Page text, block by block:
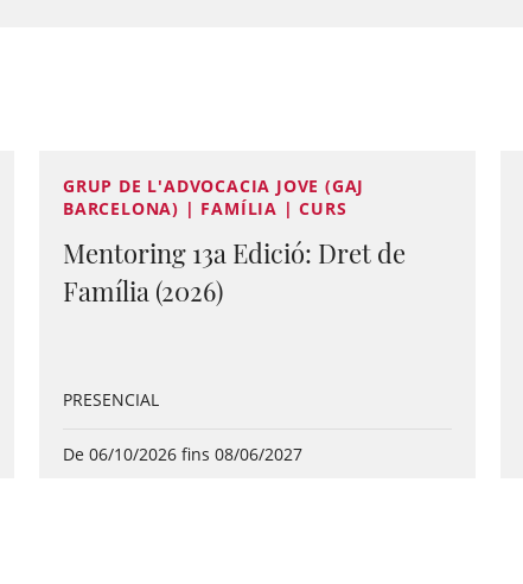
GRUP DE L'ADVOCACIA JOVE (GAJ
BARCELONA) | FAMÍLIA | CURS
Mentoring 13a Edició: Dret de
Família (2026)
PRESENCIAL
De 06/10/2026 fins 08/06/2027